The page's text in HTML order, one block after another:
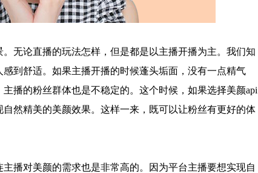
无论直播的玩法怎样，但是都是以主播开播为主。我们知
到舒适。如果主播开播的时候蓬头垢面，没有一点精气
播的粉丝群体也是不稳定的。这个时候，如果选择美颜api
然精美的美颜效果。这样一来，既可以让粉丝有更好的体
播对美颜的需求也是非常高的。因为平台主播要想实现自